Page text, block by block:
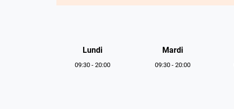
d'ouverture
Lundi
09:30 - 20:00
Mardi
09:30 - 20:00